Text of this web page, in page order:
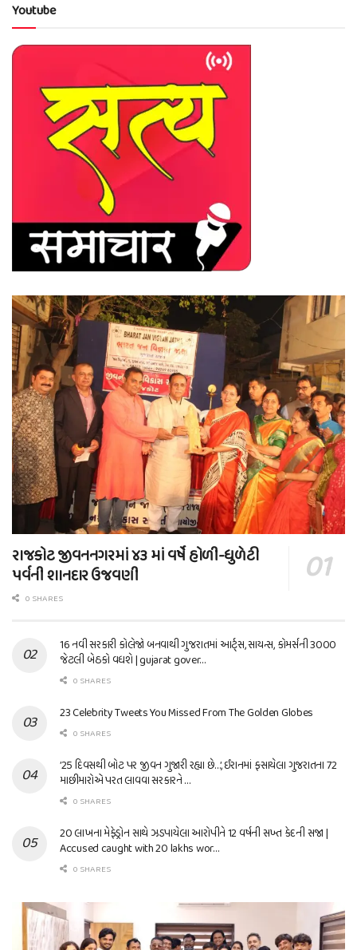
Youtube
રાજકોટ જીવનનગરમાં ૪૩ માં વર્ષે હોળી-ધુળેટી
પર્વની શાનદાર ઉજવણી
0 SHARES
16 નવી સરકારી કોલેજો બનવાથી ગુજરાતમાં આર્ટ્સ, સાયન્સ, કોમર્સની 3000
જેટલી બેઠકો વધશે | gujarat gover…
0 SHARES
23 Celebrity Tweets You Missed From The Golden Globes
0 SHARES
’25 દિવસથી બોટ પર જીવન ગુજારી રહ્યા છે…’, ઈરાનમાં ફસાયેલા ગુજરાતના 72
માછીમારોએ પરત લાવવા સરકારને …
0 SHARES
20 લાખના મેફેડ્રોન સાથે ઝડપાયેલા આરોપીને 12 વર્ષની સખ્ત કેદની સજા |
Accused caught with 20 lakhs wor…
0 SHARES